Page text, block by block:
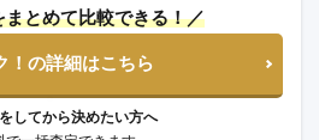
とめて比較できる！／
！の詳細はこちら
してから決めたい方へ